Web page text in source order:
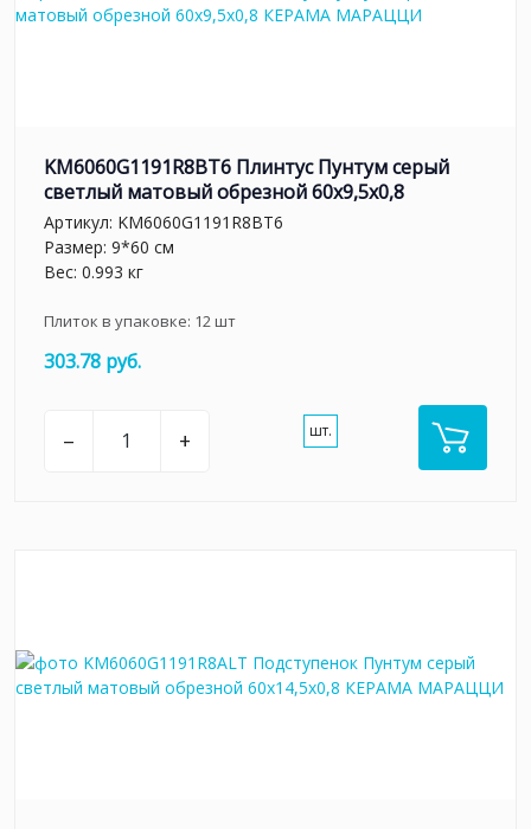
KM6060G1191R8BT6 Плинтус Пунтум серый
светлый матовый обрезной 60x9,5x0,8
Артикул: KM6060G1191R8BT6
Размер: 9*60 см
Вес: 0.993 кг
Плиток в упаковке: 12шт
303.78 руб.
– + шт.